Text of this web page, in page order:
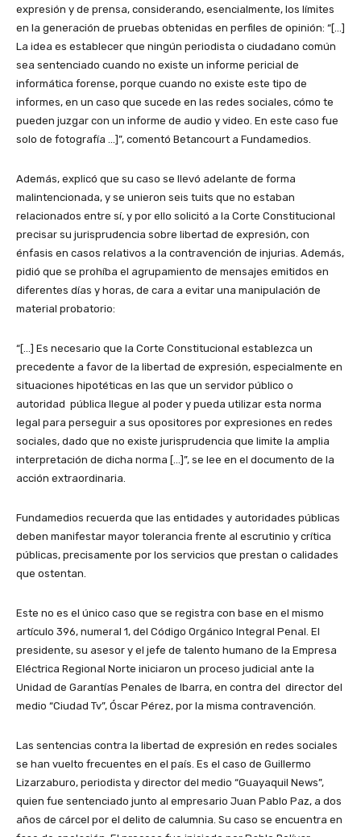
expresión y de prensa, considerando, esencialmente, los límites
en la generación de pruebas obtenidas en perfiles de opinión: “[…]
La idea es establecer que ningún periodista o ciudadano común
sea sentenciado cuando no existe un informe pericial de
informática forense, porque cuando no existe este tipo de
informes, en un caso que sucede en las redes sociales, cómo te
pueden juzgar con un informe de audio y video. En este caso fue
solo de fotografía …]”, comentó Betancourt a Fundamedios.
Además, explicó que su caso se llevó adelante de forma
malintencionada, y se unieron seis tuits que no estaban
relacionados entre sí, y por ello solicitó a la Corte Constitucional
precisar su jurisprudencia sobre libertad de expresión, con
énfasis en casos relativos a la contravención de injurias. Además,
pidió que se prohíba el agrupamiento de mensajes emitidos en
diferentes días y horas, de cara a evitar una manipulación de
material probatorio:
“[…] Es necesario que la Corte Constitucional establezca un
precedente a favor de la libertad de expresión, especialmente en
situaciones hipotéticas en las que un servidor público o
autoridad pública llegue al poder y pueda utilizar esta norma
legal para perseguir a sus opositores por expresiones en redes
sociales, dado que no existe jurisprudencia que limite la amplia
interpretación de dicha norma […]”, se lee en el documento de la
acción extraordinaria.
Fundamedios recuerda que las entidades y autoridades públicas
deben manifestar mayor tolerancia frente al escrutinio y crítica
públicas, precisamente por los servicios que prestan o calidades
que ostentan.
Este no es el único caso que se registra con base en el mismo
artículo 396, numeral 1, del Código Orgánico Integral Penal. El
presidente, su asesor y el jefe de talento humano de la Empresa
Eléctrica Regional Norte iniciaron un proceso judicial ante la
Unidad de Garantías Penales de Ibarra, en contra del director del
medio “Ciudad Tv”, Óscar Pérez, por la misma contravención.
Las sentencias contra la libertad de expresión en redes sociales
se han vuelto frecuentes en el país. Es el caso de Guillermo
Lizarzaburo, periodista y director del medio “Guayaquil News”,
quien fue sentenciado junto al empresario Juan Pablo Paz, a dos
años de cárcel por el delito de calumnia. Su caso se encuentra en